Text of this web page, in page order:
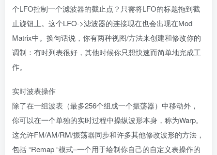
个LFO控制一个滤波器的截止点？只需将LFO的标题拖到截
止旋钮上。这个LFO->滤波器的连接现在也会出现在Mod
Matrix中。换句话说，你有两种视图/方法来创建和修改你的
调制：有时列表很好，其他时候你只想快速而简单地完成工
作。
实时波表操作
除了在一组波表（最多256个组成一个振荡器）中移动外，
你可以在一个单独的实时过程中操纵波形本身，称为Warp。
这允许FM/AM/RM/振荡器同步和许多其他修改波形的方法，
包括 “Remap “模式–一个用于绘制你自己的自定义表操作的